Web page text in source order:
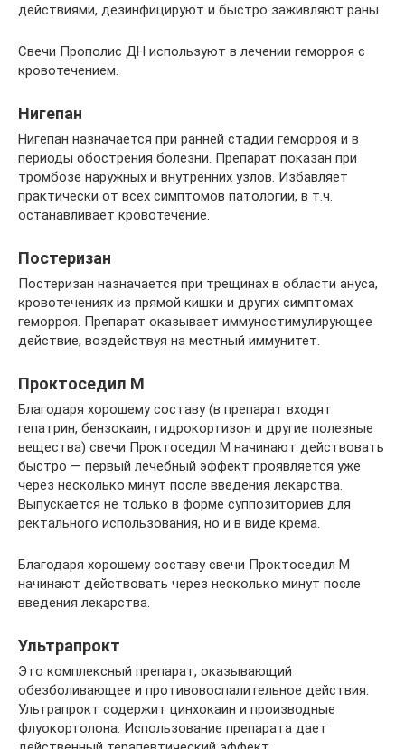
действиями, дезинфицируют и быстро заживляют раны.
Свечи Прополис ДН используют в лечении геморроя с
кровотечением.
Нигепан
Нигепан назначается при ранней стадии геморроя и в
периоды обострения болезни. Препарат показан при
тромбозе наружных и внутренних узлов. Избавляет
практически от всех симптомов патологии, в т.ч.
останавливает кровотечение.
Постеризан
Постеризан назначается при трещинах в области ануса,
кровотечениях из прямой кишки и других симптомах
геморроя. Препарат оказывает иммуностимулирующее
действие, воздействуя на местный иммунитет.
Проктоседил М
Благодаря хорошему составу (в препарат входят
гепатрин, бензокаин, гидрокортизон и другие полезные
вещества) свечи Проктоседил М начинают действовать
быстро — первый лечебный эффект проявляется уже
через несколько минут после введения лекарства.
Выпускается не только в форме суппозиториев для
ректального использования, но и в виде крема.
Благодаря хорошему составу свечи Проктоседил М
начинают действовать через несколько минут после
введения лекарства.
Ультрапрокт
Это комплексный препарат, оказывающий
обезболивающее и противовоспалительное действия.
Ультрапрокт содержит цинхокаин и производные
флуокортолона. Использование препарата дает